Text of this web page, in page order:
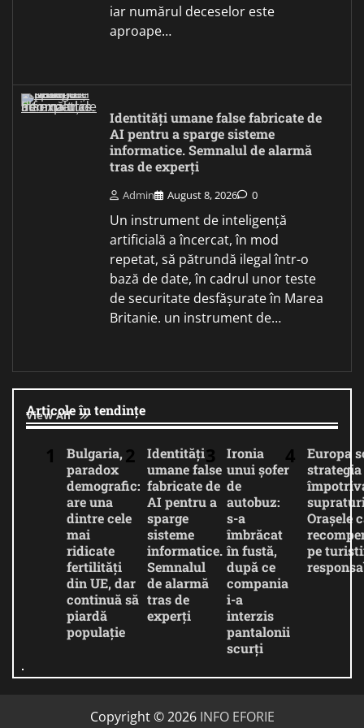
iar numărul deceselor este
aproape…
Identități umane false fabricate de
AI pentru a sparge sisteme
informatice. Semnalul de alarmă
tras de experți
Admin August 8, 2026 0
Un instrument de inteligență
artificială a încercat, în mod
repetat, să pătrundă ilegal într-o
bază de date, în cadrul unor teste
de securitate desfășurate în Marea
Britanie. un instrument de…
Articole în tendințe
View All
Bulgaria,
paradox
demografic:
are una
dintre cele
mai
ridicate
fertilități
din UE, dar
continuă să
piardă
populație
Identități
umane false
fabricate de
AI pentru a
sparge
sisteme
informatice.
Semnalul
de alarmă
tras de
experți
Ironia
unui șofer
de
autobuz:
s-a
îmbrăcat
în fustă,
după ce
compania
i-a
interzis
pantalonii
scurți
Europa
strategia
Orașele
pe
Copyright © 2026 INFO EFORIE